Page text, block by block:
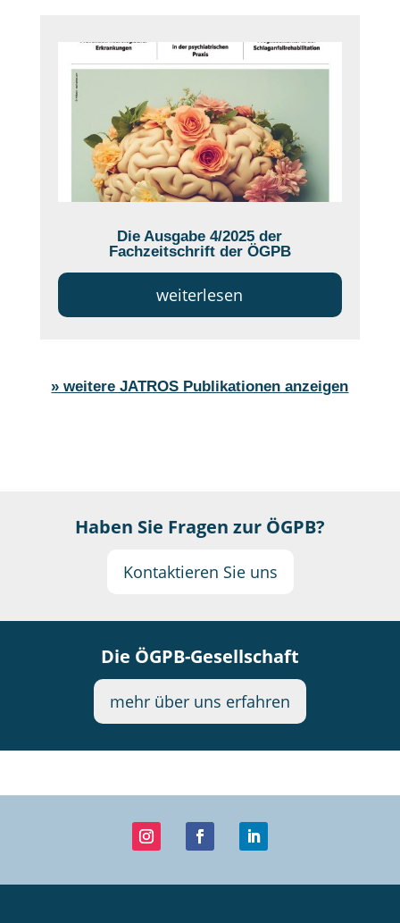
Die Ausgabe 4/2025 der
Fachzeitschrift der ÖGPB
weiterlesen
» weitere JATROS Publikationen anzeigen
Haben Sie Fragen zur ÖGPB?
Kontaktieren Sie uns
Die ÖGPB-Gesellschaft
mehr über uns erfahren